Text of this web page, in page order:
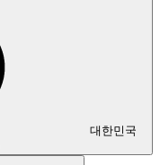
대한민국